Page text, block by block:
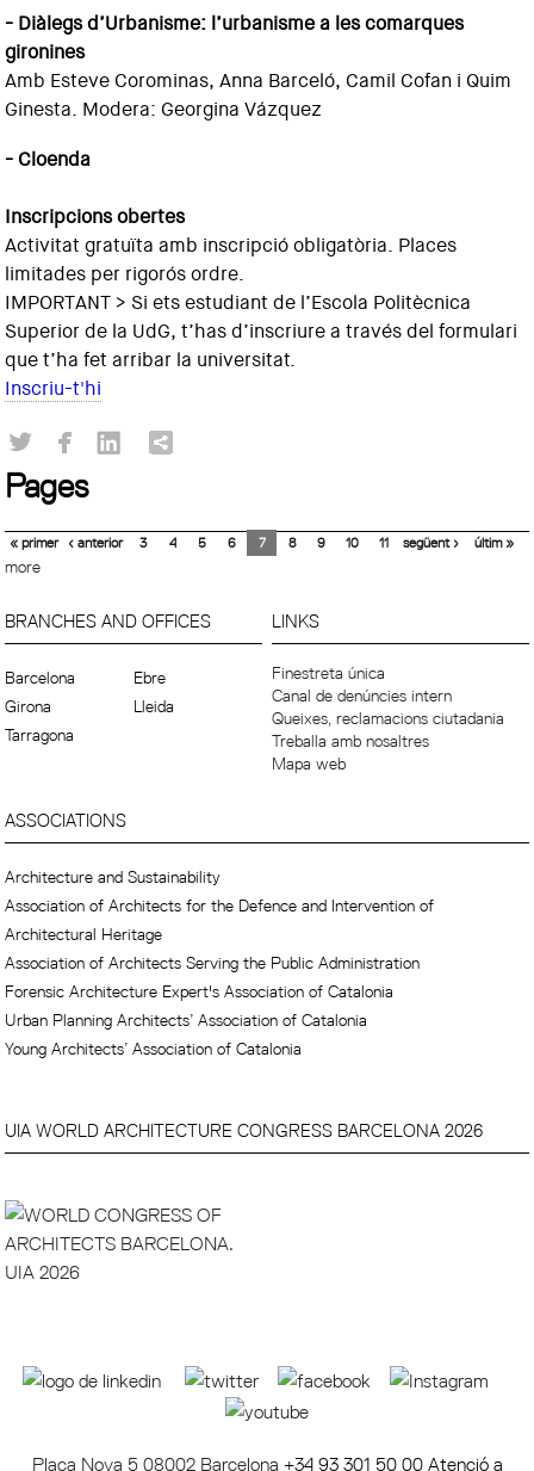
- Diàlegs d’Urbanisme: l’urbanisme a les comarques
gironines
Amb Esteve Corominas, Anna Barceló, Camil Cofan i Quim
Ginesta. Modera: Georgina Vázquez
- Cloenda
Inscripcions obertes
Activitat gratuïta amb inscripció obligatòria. Places
limitades per rigorós ordre.
IMPORTANT > Si ets estudiant de l’Escola Politècnica
Superior de la UdG, t’has d’inscriure a través del formulari
que t’ha fet arribar la universitat.
Inscriu-t'hi
Pages
« primer ‹ anterior 3 4 5 6 7 8 9 10 11 següent › últim »
more
BRANCHES AND OFFICES
Barcelona
Ebre
Girona
Lleida
Tarragona
LINKS
Finestreta única
Canal de denúncies intern
Queixes, reclamacions ciutadania
Treballa amb nosaltres
Mapa web
ASSOCIATIONS
Architecture and Sustainability
Association of Architects for the Defence and Intervention of
Architectural Heritage
Association of Architects Serving the Public Administration
Forensic Architecture Expert's Association of Catalonia
Urban Planning Architects’ Association of Catalonia
Young Architects’ Association of Catalonia
UIA WORLD ARCHITECTURE CONGRESS BARCELONA 2026
Plaça Nova 5 08002 Barcelona +34 93 301 50 00 Atenció a